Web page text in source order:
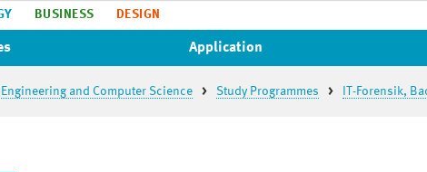
BUSINESS DESIGN
Application
and Computer Science Study Programmes IT-Forensik,